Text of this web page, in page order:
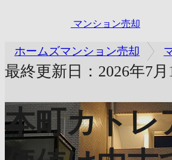
マンション売却
ホームズマンション売却
最終更新日：2026年7月
本町カトレ